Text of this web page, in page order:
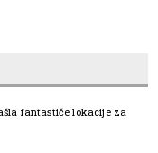
fantastiče lokacije za